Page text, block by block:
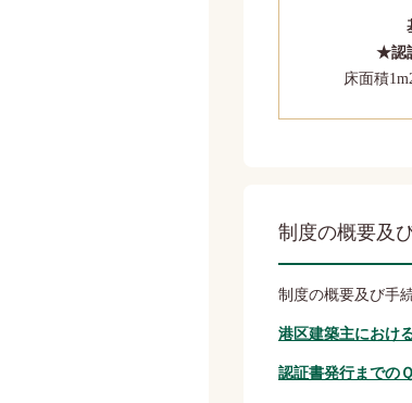
★認
床面積
制度の概要及
制度の概要及び手
港区建築主におけ
認証書発行までの